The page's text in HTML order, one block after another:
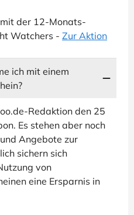
der 12-Monats-
Watchers - Zur Aktion
ich mit einem
Redaktion den 25
Es stehen aber noch
Angebote zur
sichern sich
von
eine Ersparnis in